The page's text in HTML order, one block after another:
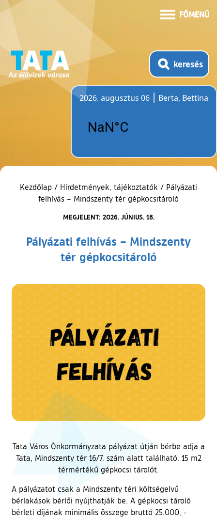
FŐMENÜ
keresés
2026. augusztus 06
Berta, Bettina
Kezdőlap / Hirdetmények, tájékoztatók / Pályázati
felhívás – Mindszenty tér gépkocsitároló
MEGJELENT: 2026. JÚNIUS. 18.
Pályázati felhívás – Mindszenty
tér gépkocsitároló
Tata Város Önkormányzata pályázat útján bérbe adja a
Tata, Mindszenty tér 16/7. szám alatt található, 15 m2
térmértékű gépkocsi tárolót.
A pályázatot csak a Mindszenty téri költségelvű
bérlakások bérlői nyújthatják be. A gépkocsi tároló
bérleti díjának minimális összege bruttó 25.000, -